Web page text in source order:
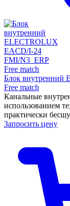
Блок внутренний
Free match
Канальные
использованием
практически
Запросить цену